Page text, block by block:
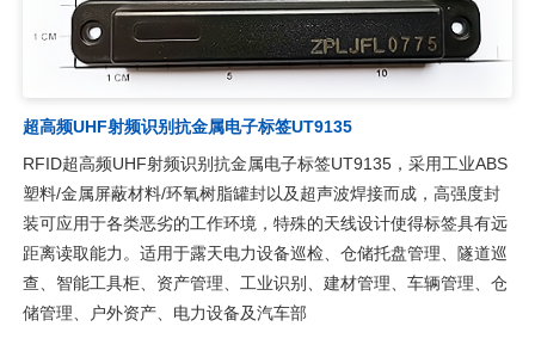
超高频UHF射频识别抗金属电子标签UT9135
RFID超高频UHF射频识别抗金属电子标签UT9135，采用工业ABS
塑料/金属屏蔽材料/环氧树脂罐封以及超声波焊接而成，高强度封
装可应用于各类恶劣的工作环境，特殊的天线设计使得标签具有远
距离读取能力。适用于露天电力设备巡检、仓储托盘管理、隧道巡
查、智能工具柜、资产管理、工业识别、建材管理、车辆管理、仓
储管理、户外资产、电力设备及汽车部